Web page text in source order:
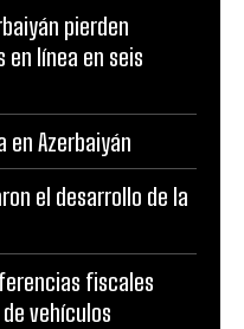
pierden
línea en seis
en Azerbaiyán
el desarrollo de la
fiscales
vehículos